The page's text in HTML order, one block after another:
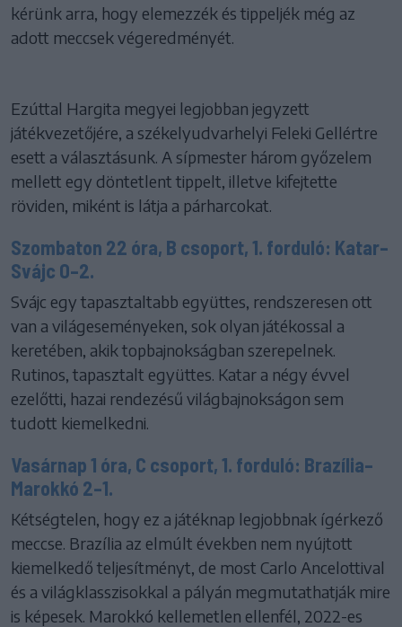
kérünk arra, hogy elemezzék és tippeljék még az
adott meccsek végeredményét.
Ezúttal Hargita megyei legjobban jegyzett
játékvezetőjére, a székelyudvarhelyi Feleki Gellértre
esett a választásunk. A sípmester három győzelem
mellett egy döntetlent tippelt, illetve kifejtette
röviden, miként is látja a párharcokat.
Szombaton 22 óra, B csoport, 1. forduló: Katar–
Svájc 0–2.
Svájc egy tapasztaltabb együttes, rendszeresen ott
van a világeseményeken, sok olyan játékossal a
keretében, akik topbajnokságban szerepelnek.
Rutinos, tapasztalt együttes. Katar a négy évvel
ezelőtti, hazai rendezésű világbajnokságon sem
tudott kiemelkedni.
Vasárnap 1 óra, C csoport, 1. forduló: Brazília–
Marokkó 2–1.
Kétségtelen, hogy ez a játéknap legjobbnak ígérkező
meccse. Brazília az elmúlt években nem nyújtott
kiemelkedő teljesítményt, de most Carlo Ancelottival
és a világklasszisokkal a pályán megmutathatják mire
is képesek. Marokkó kellemetlen ellenfél, 2022-es